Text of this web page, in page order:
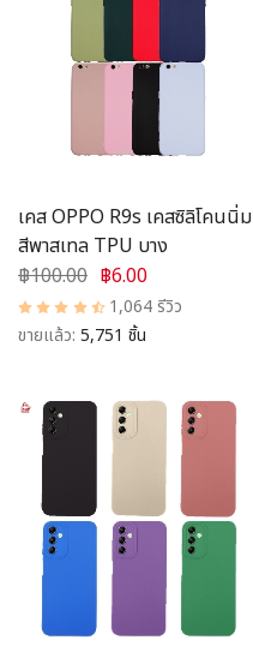
เคส OPPO R9s เคสซิลิโคนนิ่ม
สีพาสเทล TPU บาง
฿100.00 ฿6.00
1,064 รีวิว
ขายแล้ว: 5,751 ชิ้น